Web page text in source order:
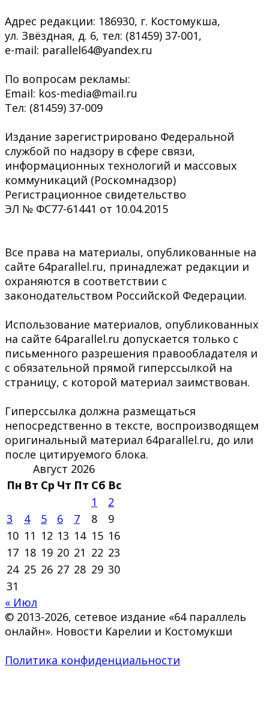
Адрес редакции: 186930, г. Костомукша,
ул. Звёздная, д. 6, тел: (81459) 37-001,
e-mail: parallel64@yandex.ru
По вопросам рекламы:
Email: kos-media@mail.ru
Тел: (81459) 37-009
Издание зарегистрировано Федеральной
службой по надзору в сфере связи,
информационных технологий и массовых
коммуникаций (Роскомнадзор)
Регистрационное свидетельство
ЭЛ № ФС77-61441 от 10.04.2015
Все права на материалы, опубликованные на
сайте 64parallel.ru, принадлежат редакции и
охраняются в соответствии с
законодательством Российской Федерации.
Использование материалов, опубликованных
на сайте 64parallel.ru допускается только с
письменного разрешения правообладателя и
с обязательной прямой гиперссылкой на
страницу, с которой материал заимствован.
Гиперссылка должна размещаться
непосредственно в тексте, воспроизводящем
оригинальный материал 64parallel.ru, до или
после цитируемого блока.
Август 2026
Пн Вт Ср Чт Пт Сб Вс
1
2
3
4 5 6 7 8
9
10 11 12 13 14 15 16
17 18 19 20 21 22 23
24 25 26 27 28 29 30
31
« Июл
© 2013-2026, сетевое издание «64 параллель
онлайн». Новости Карелии и Костомукши
Политика конфиденциальности